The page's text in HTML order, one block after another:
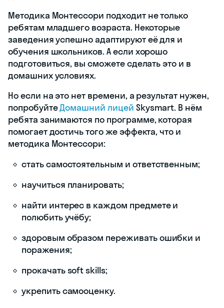
Методика Монтессори подходит не только
ребятам младшего возраста. Некоторые
заведения успешно адаптируют её для и
обучения школьников. А если хорошо
подготовиться, вы сможете сделать это и в
домашних условиях.
Но если на это нет времени, а результат нужен,
попробуйтеДомашний лицей Skysmart. В нём
ребята занимаются по программе, которая
помогает достичь того же эффекта, что и
методика Монтессори:
стать самостоятельным и ответственным;
научиться планировать;
найти интерес в каждом предмете и
полюбить учёбу;
здоровым образом переживать ошибки и
поражения;
прокачать soft skills;
укрепить самооценку.